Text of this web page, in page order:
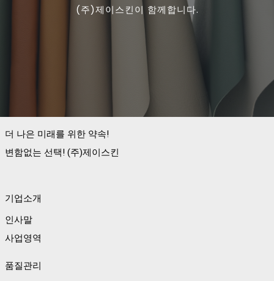
(주)제이스킨이 함께합니다.
더 나은 미래를 위한 약속!
변함없는 선택! (주)제이스킨
기업소개
인사말
사업영역
품질관리